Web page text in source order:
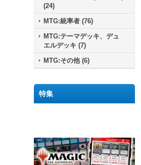
(24)
MTG:統率者 (76)
MTG:テーマデッキ、デュ
エルデッキ (7)
MTG:その他 (6)
特集